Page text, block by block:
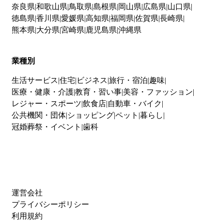
奈良県 和歌山県 鳥取県 島根県 岡山県 広島県 山口県
徳島県 香川県 愛媛県 高知県 福岡県 佐賀県 長崎県
熊本県 大分県 宮崎県 鹿児島県 沖縄県
業種別
生活サービス 住宅 ビジネス 旅行・宿泊 趣味
医療・健康・介護教育・習い事 美容・ファッション
レジャー・スポーツ 飲食店 自動車・バイク
公共機関・団体 ショッピングペット 暮らし
冠婚葬祭・イベント 歯科
運営会社
プライバシーポリシー
利用規約